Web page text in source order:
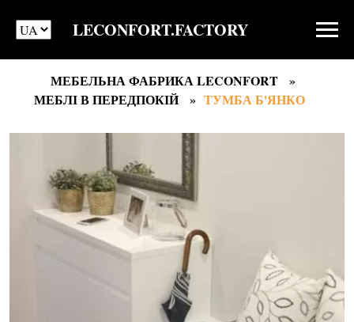
LECONFORT.FACTORY
МЕБЕЛЬНА ФАБРИКА LECONFORT
МЕБЛІ В ПЕРЕДПОКІЙ
ТУМБА Б'ЯНКО